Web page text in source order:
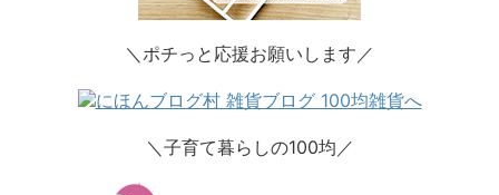
＼ポチっと応援お願いします／
＼子育て暮らしの100均／